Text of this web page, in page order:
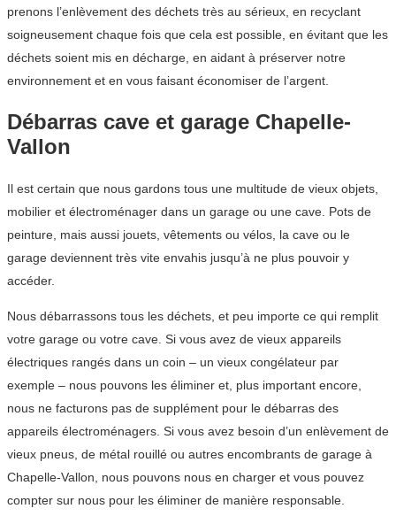
prenons l’enlèvement des déchets très au sérieux, en recyclant
soigneusement chaque fois que cela est possible, en évitant que les
déchets soient mis en décharge, en aidant à préserver notre
environnement et en vous faisant économiser de l’argent.
Débarras cave et garage Chapelle-
Vallon
Il est certain que nous gardons tous une multitude de vieux objets,
mobilier et électroménager dans un garage ou une cave. Pots de
peinture, mais aussi jouets, vêtements ou vélos, la cave ou le
garage deviennent très vite envahis jusqu’à ne plus pouvoir y
accéder.
Nous débarrassons tous les déchets, et peu importe ce qui remplit
votre garage ou votre cave. Si vous avez de vieux appareils
électriques rangés dans un coin – un vieux congélateur par
exemple – nous pouvons les éliminer et, plus important encore,
nous ne facturons pas de supplément pour le débarras des
appareils électroménagers. Si vous avez besoin d’un enlèvement de
vieux pneus, de métal rouillé ou autres encombrants de garage à
Chapelle-Vallon, nous pouvons nous en charger et vous pouvez
compter sur nous pour les éliminer de manière responsable.